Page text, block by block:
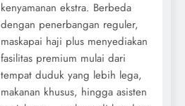
kenyamanan ekstra. Berbeda
dengan penerbangan reguler,
maskapai haji plus menyediakan
fasilitas premium mulai dari
tempat duduk yang lebih lega,
makanan khusus, hingga asisten